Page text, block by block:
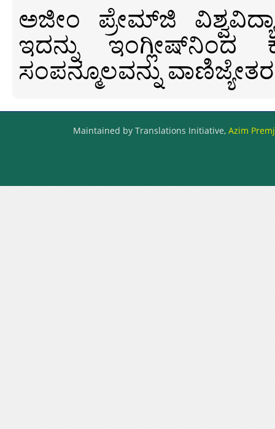
ಅಜೀಂ ಪ್ರೇಮ್‍ಜಿ
ಇದನ್ನು ಇಂಗ್ಲೀಷ್‍ನಿಂದ
ಸಂಪನ್ಮೂಲವನ್ನು
Maintained by Translations Initiative, Azim